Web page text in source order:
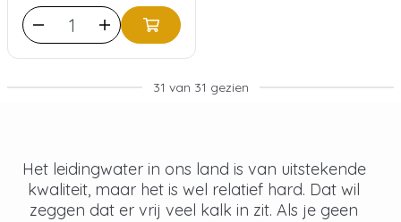
31 van 31 gezien
Het leidingwater in ons land is van uitstekende
kwaliteit, maar het is wel relatief hard. Dat wil
zeggen dat er vrij veel kalk in zit. Als je geen